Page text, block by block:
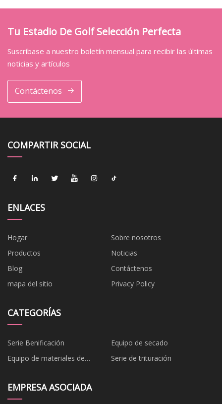
Tu Estadio De Golf Selección Perfecta
Suscríbase a nuestro boletín mensual para recibir las últimas
noticias y artículos
Contáctenos
COMPARTIR SOCIAL
ENLACES
Hogar
Sobre nosotros
Productos
Noticias
Blog
Contáctenos
mapa del sitio
Privacy Policy
CATEGORÍAS
Serie Benificación
Equipo de secado
Equipo de materiales de
Serie de trituración
EMPRESA ASOCIADA